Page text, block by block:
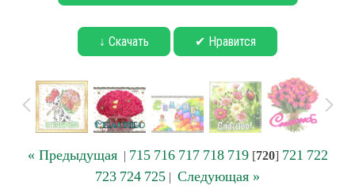
↓ Скачать ✔ Нравится
« Предыдущая| 715 716 717 718 719[720] 721 722
723 724 725 | Следующая »